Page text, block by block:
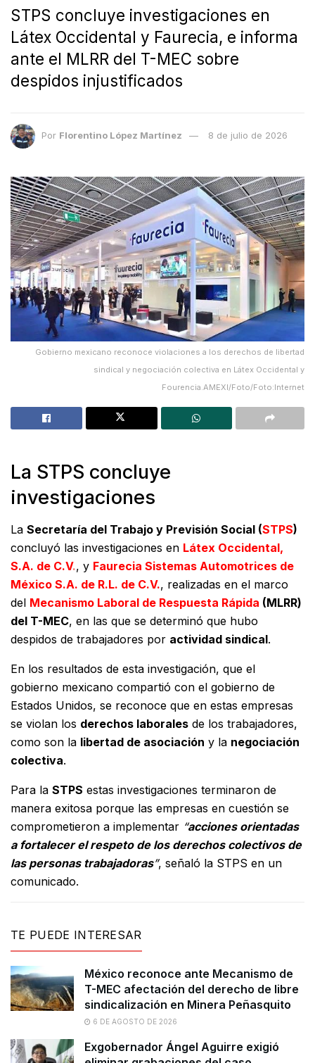
STPS concluye investigaciones en
Látex Occidental y Faurecia, e informa
ante el MLRR del T-MEC sobre
despidos injustificados
Por Florentino López Martínez 8 de julio de 2026
Gobierno mexicano reconoce violaciones a los derechos de libertad
sindical y negociación colectiva en Látex Occidental y
Fourencia.AMEXI/Foto/Foto:Internet
La STPS concluye
investigaciones
La Secretaría del Trabajo y Previsión Social (STPS)
concluyó las investigaciones en Látex Occidental,
S.A. de C.V., y Faurecia Sistemas Automotrices de
México S.A. de R.L. de C.V., realizadas en el marco
del Mecanismo Laboral de Respuesta Rápida (MLRR)
del T-MEC, en las que se determinó que hubo
despidos de trabajadores por actividad sindical.
En los resultados de esta investigación, que el
gobierno mexicano compartió con el gobierno de
Estados Unidos, se reconoce que en estas empresas
se violan los derechos laborales de los trabajadores,
como son la libertad de asociación y la negociación
colectiva.
Para la STPS estas investigaciones terminaron de
manera exitosa porque las empresas en cuestión se
comprometieron a implementar “acciones orientadas
a fortalecer el respeto de los derechos colectivos de
las personas trabajadoras”, señaló la STPS en un
comunicado.
TE PUEDE INTERESAR
México reconoce ante Mecanismo de
T-MEC afectación del derecho de libre
sindicalización en Minera Peñasquito
6 DE AGOSTO DE 2026
Exgobernador Ángel Aguirre exigió